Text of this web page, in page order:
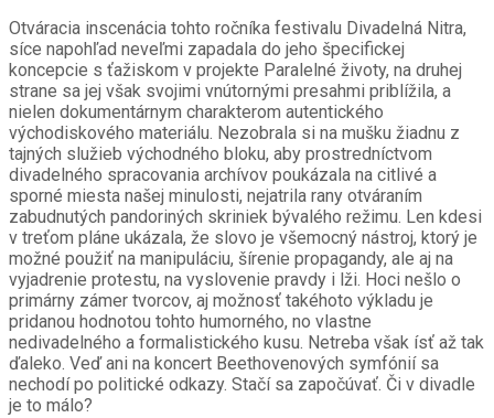
Otváracia inscenácia tohto ročníka festivalu Divadelná Nitra,
síce napohľad neveľmi zapadala do jeho špecifickej
koncepcie s ťažiskom v projekte Paralelné životy, na druhej
strane sa jej však svojimi vnútornými presahmi priblížila, a
nielen dokumentárnym charakterom autentického
východiskového materiálu. Nezobrala si na mušku žiadnu z
tajných služieb východného bloku, aby prostredníctvom
divadelného spracovania archívov poukázala na citlivé a
sporné miesta našej minulosti, nejatrila rany otváraním
zabudnutých pandoriných skriniek bývalého režimu. Len kdesi
v treťom pláne ukázala, že slovo je všemocný nástroj, ktorý je
možné použiť na manipuláciu, šírenie propagandy, ale aj na
vyjadrenie protestu, na vyslovenie pravdy i lži. Hoci nešlo o
primárny zámer tvorcov, aj možnosť takéhoto výkladu je
pridanou hodnotou tohto humorného, no vlastne
nedivadelného a formalistického kusu. Netreba však ísť až tak
ďaleko. Veď ani na koncert Beethovenových symfónií sa
nechodí po politické odkazy. Stačí sa započúvať. Či v divadle
je to málo?